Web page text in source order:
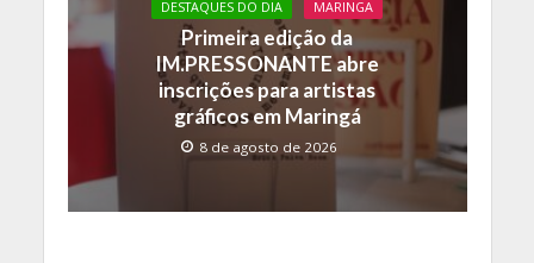
DESTAQUES DO DIA MARINGA
Primeira edição da
IM.PRESSONANTE abre
inscrições para artistas
gráficos em Maringá
8 de agosto de 2026